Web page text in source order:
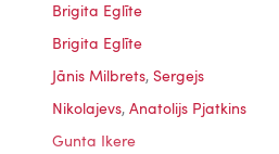
Brigita Eglīte
Brigita Eglīte
Jānis Milbrets, Sergejs
Nikolajevs, Anatolijs Pjatkins
Gunta Ikere